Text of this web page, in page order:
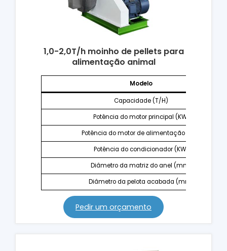
1,0-2,0T/h moinho de pellets para
alimentação animal
Modelo
Capacidade (T/H)
Potência do motor principal (KW)
Potência do motor de alimentação (KW)
Potência do condicionador (KW)
Diâmetro da matriz do anel (mm)
Diâmetro da pelota acabada (mm)
Pedir um orçamento